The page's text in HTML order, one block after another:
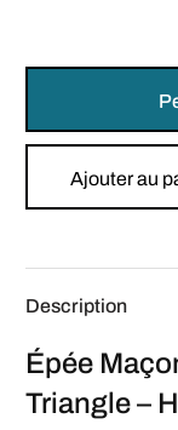
Ajouter au
Description
Épée
Triangle –